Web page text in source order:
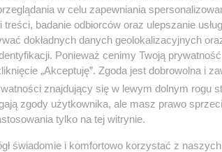
w celu zapewniania
badanie odbiorców oraz ulepszanie
dokładnych danych geolokalizacyjnych
Ponieważ cenimy Twoją
„Akceptuję”. Zgoda jest dobrowolna i
znajdujący się w lewym dolnym rogu
zgody użytkownika, ale masz prawo
tylko na tej witrynie.
świadomie i komfortowo korzystać z